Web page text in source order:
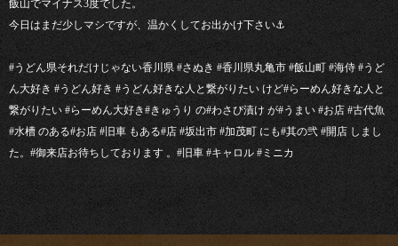
飯山でマイナス3度でした。
今日はまだ少しマシですが、温かくしてお出かけ下さい⚓︎
#うどん県それだけじゃない香川県 #さぬき #香川県丸亀市 #飯山町 #海侍 #うど
ん大好き #うどん好き #うどん好きな人と繋がりたい けど#らーめん好きな人と
繋がりたい #らーめん大好き#きゅうり の#わさび漬け が#うまい #お店 #古代魚
#水槽 のある#お店 #旧車 もある#店 #坂出市 #加茂町 にも#其の弐 #開店 しまし
た。#御来店お待ちしております 。#旧車 #キャロル #ミニカ